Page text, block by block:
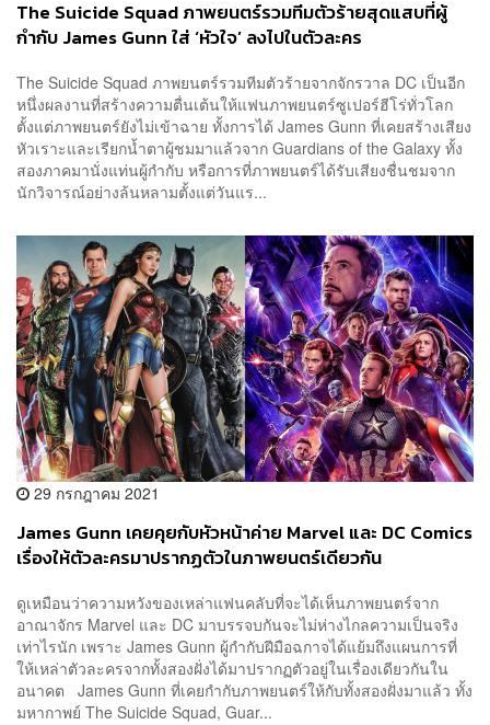
The Suicide Squad ภาพยนตร์รวมทีมตัวร้ายสุดแสบที่ผู้
กำกับ James Gunn ใส่ ‘หัวใจ’ ลงไปในตัวละคร
The Suicide Squad ภาพยนตร์รวมทีมตัวร้ายจากจักรวาล DC เป็นอีก
หนึ่งผลงานที่สร้างความตื่นเต้นให้แฟนภาพยนตร์ซูเปอร์ฮีโร่ทั่วโลก
ตั้งแต่ภาพยนตร์ยังไม่เข้าฉาย ทั้งการได้ James Gunn ที่เคยสร้างเสียง
หัวเราะและเรียกน้ำตาผู้ชมมาแล้วจาก Guardians of the Galaxy ทั้ง
สองภาคมานั่งแท่นผู้กำกับ หรือการที่ภาพยนตร์ได้รับเสียงชื่นชมจาก
นักวิจารณ์อย่างล้นหลามตั้งแต่วันแร...
29 กรกฎาคม 2021
James Gunn เคยคุยกับหัวหน้าค่าย Marvel และ DC Comics
เรื่องให้ตัวละครมาปรากฏตัวในภาพยนตร์เดียวกัน
ดูเหมือนว่าความหวังของเหล่าแฟนคลับที่จะได้เห็นภาพยนตร์จาก
อาณาจักร Marvel และ DC มาบรรจบกันจะไม่ห่างไกลความเป็นจริง
เท่าไรนัก เพราะ James Gunn ผู้กำกับฝีมือฉกาจได้แย้มถึงแผนการที่
ให้เหล่าตัวละครจากทั้งสองฝั่งได้มาปรากฏตัวอยู่ในเรื่องเดียวกันใน
อนาคต James Gunn ที่เคยกำกับภาพยนตร์ให้กับทั้งสองฝั่งมาแล้ว ทั้ง
มหากาพย์ The Suicide Squad, Guar...